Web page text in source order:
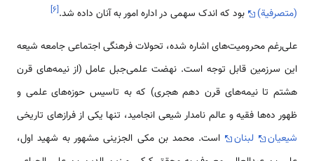
(متصرفیة)
بود که اندک سهمی‌ در اداره امور به آنان داده شد.[۶]
علی‌رغم محرومیت‌های اشاره شده، تحولات فرهنگی اجتماعی جامعه شیعه
این سرزمین قابل توجه است. نهضت علمی‌جبل عامل (از نیمه‌های قرن
هشتم تا نیمه‌های قرن دهم هجری) که به تاسیس حوزه‌های علمی‌ و
ظهور ده‌ها فقیه و عالم نامدار شیعی انجامید، تنها یکی از فرازهای تاریخی
شیعیان
لبنان
است. محمد بن مکی الجزینی مشهور به شهید اول،